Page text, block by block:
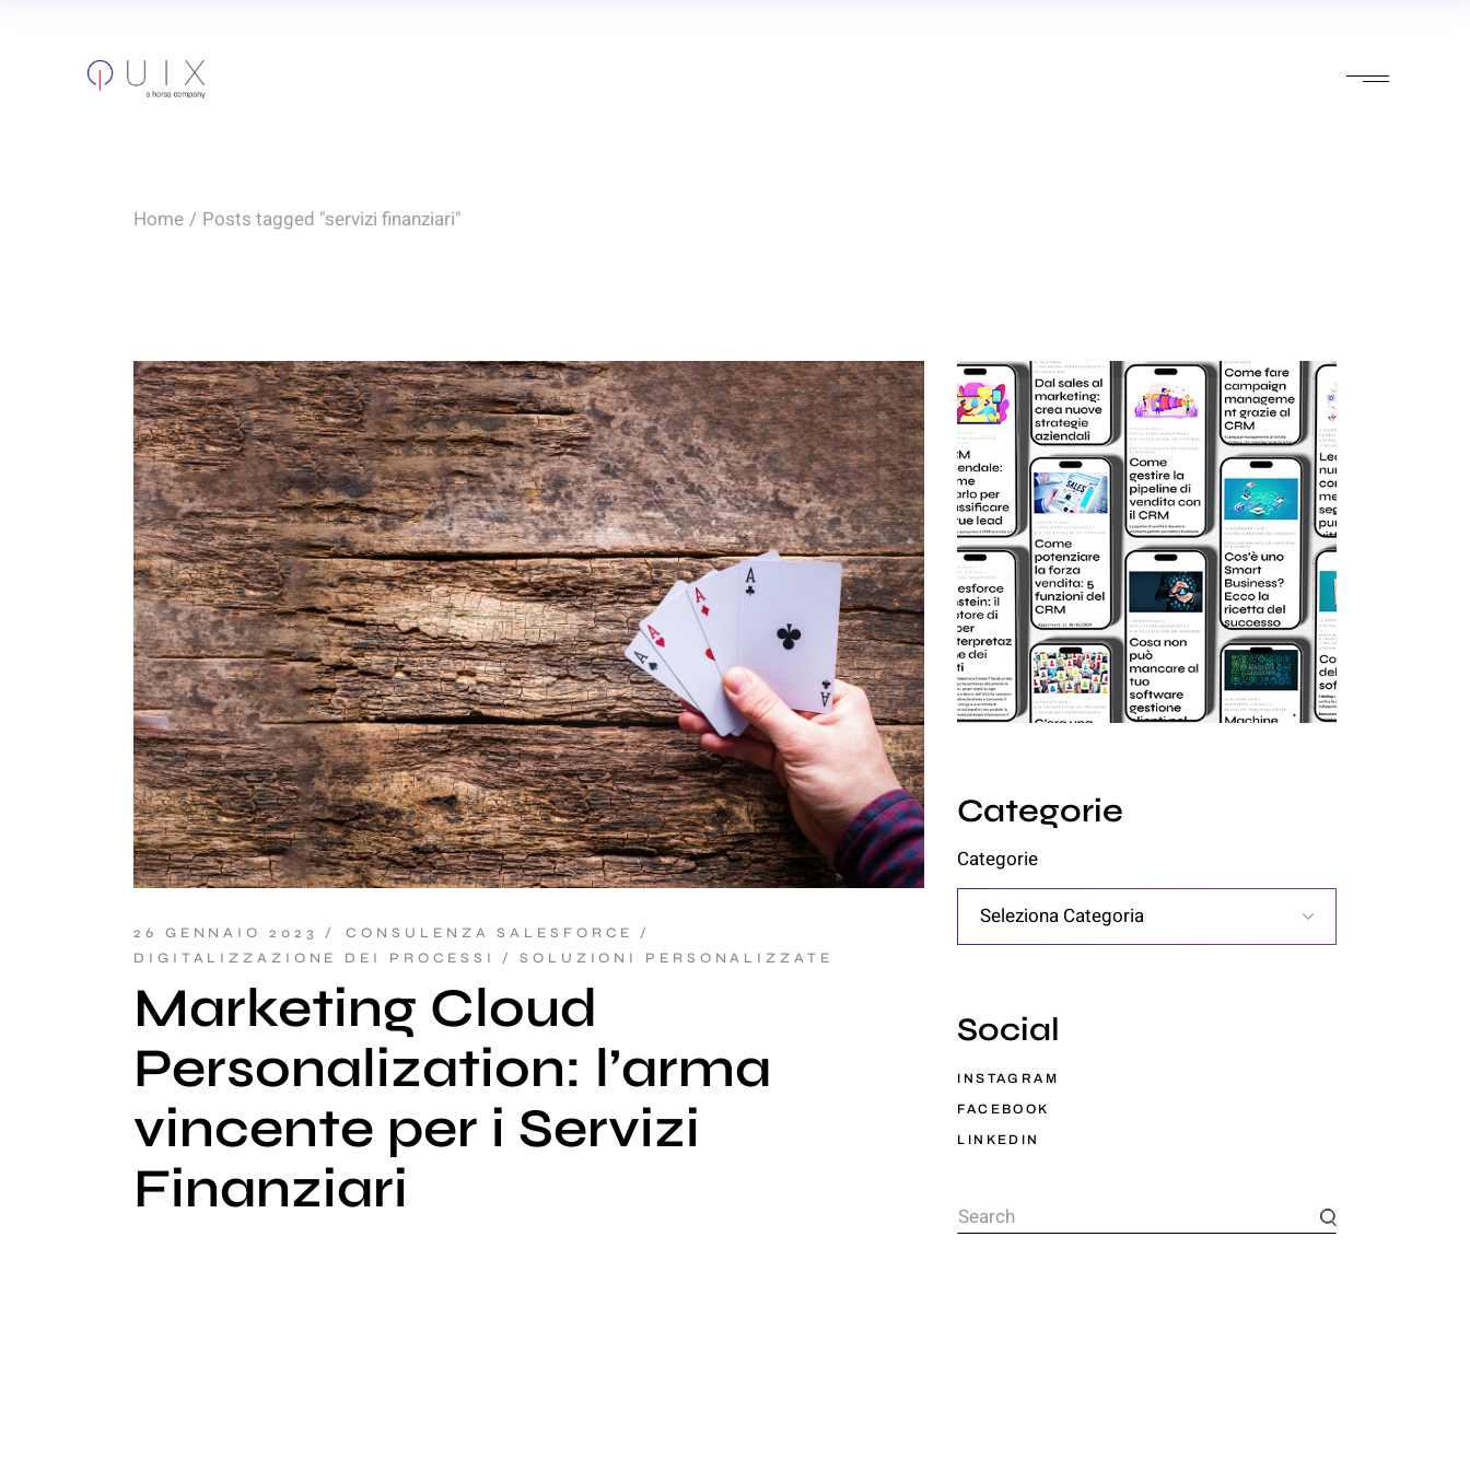
Home Posts tagged "servizi finanziari"
26 GENNAIO 2023
CONSULENZA SALESFORCE
DIGITALIZZAZIONE DEI PROCESSI
SOLUZIONI PERSONALIZZATE
Marketing Cloud
Personalization: l’arma
vincente per i Servizi
Finanziari
Categorie
Categorie
Social
INSTAGRAM
FACEBOOK
LINKEDIN
Search